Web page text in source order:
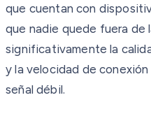
que cuentan con
que nadie quede fuera de
significativamente la
y la velocidad de
señal débil.